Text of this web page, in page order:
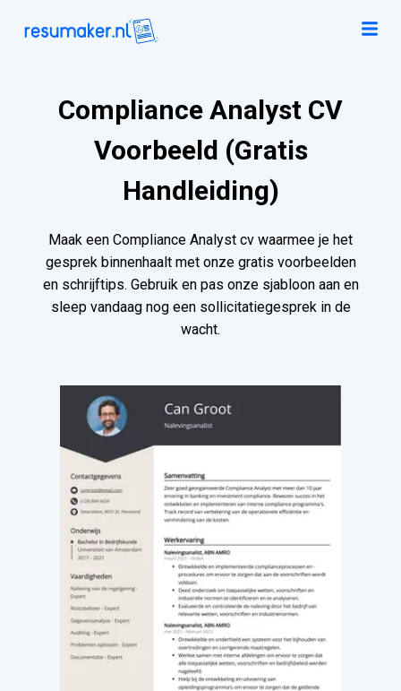
Compliance Analyst CV
Voorbeeld (Gratis
Handleiding)
Maak een Compliance Analyst cv waarmee je het
gesprek binnenhaalt met onze gratis voorbeelden
en schrijftips. Gebruik en pas onze sjabloon aan en
sleep vandaag nog een sollicitatiegesprek in de
wacht.